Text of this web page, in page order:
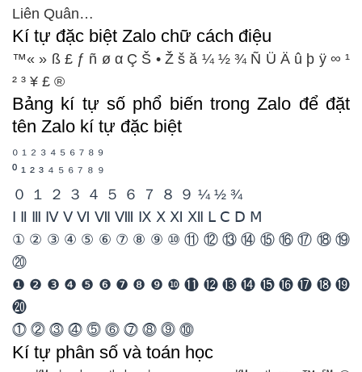
Liên Quân…
Kí tự đặc biệt Zalo chữ cách điệu
™« » ß £ ƒ ñ ø α Ç Š • Ž š ă ¼ ½ ¾ Ñ Ü Ä û þ ÿ ∞ ¹
² ³ ¥ £ ®
Bảng kí tự số phổ biến trong Zalo để đặt
tên Zalo kí tự đặc biệt
₀ ₁ ₂ ₃ ₄ ₅ ₆ ₇ ₈ ₉
⁰ ¹ ² ³ ⁴ ⁵ ⁶ ⁷ ⁸ ⁹
０ １ ２ ３ ４ ５ ６ ７ ８ ９ ¼ ½ ¾
Ⅰ Ⅱ Ⅲ Ⅳ Ⅴ Ⅵ Ⅶ Ⅷ Ⅸ Ⅹ Ⅺ Ⅻ Ⅼ Ⅽ Ⅾ Ⅿ
① ② ③ ④ ⑤ ⑥ ⑦ ⑧ ⑨ ⑩ ⑪ ⑫ ⑬ ⑭ ⑮ ⑯ ⑰ ⑱ ⑲
⑳
❶ ❷ ❸ ❹ ❺ ❻ ❼ ❽ ❾ ❿ ⓫ ⓬ ⓭ ⓮ ⓯ ⓰ ⓱ ⓲ ⓳
⓴
⓵ ⓶ ⓷ ⓸ ⓹ ⓺ ⓻ ⓼ ⓽ ⓾
Kí tự phân số và toán học